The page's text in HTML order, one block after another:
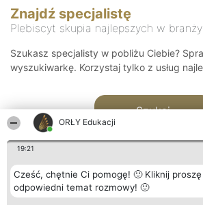
ORŁY Edukacji
19:21
Cześć, chętnie Ci pomogę! 🙂 Kliknij
odpowiedni temat rozmowy! 🙂
Znajdź specjalistę
Plebiscyt skupia najlepszych w branży
Szukasz specjalisty w pobliżu Ciebie?
wyszukiwarkę. Korzystaj tylko z usług
Szukaj